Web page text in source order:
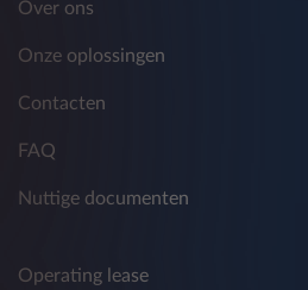
twaalf maanden vanaf de
geanonimiseerd of verwijderd.
Deze verwerking omvat de
Over ons
Onze oplossingen
Contacten
FAQ
Nuttige documenten
Operating lease